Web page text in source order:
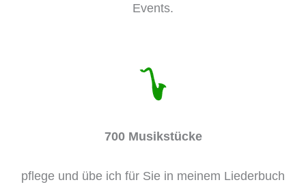
Events.
700 Musikstücke
pflege und übe ich für Sie in meinem Liederbuch